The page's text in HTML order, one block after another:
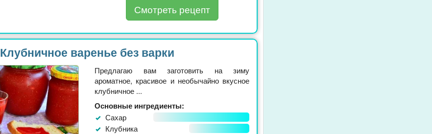
Смотреть рецепт
Клубничное варенье без варки
Предлагаю вам заготовить на зиму
ароматное, красивое и необычайно вкусное
клубничное ...
Основные ингредиенты:
Сахар
Клубника